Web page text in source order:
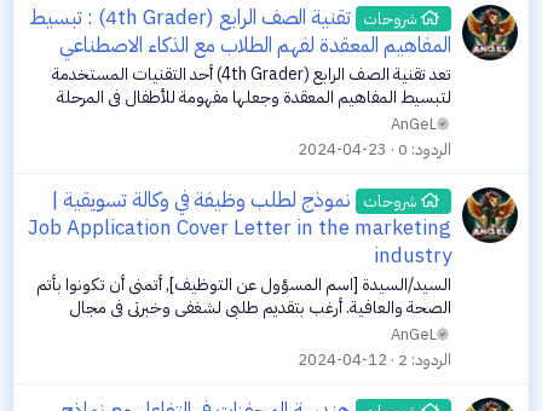
شروحات
تقنية الصف الرابع (4th Grader) : تبسيط
المفاهيم المعقدة لفهم الطلاب مع الذكاء الاصطناعي
تعد تقنية الصف الرابع (4th Grader) أحد التقنيات المستخدمة
لتبسيط المفاهيم المعقدة وجعلها مفهومة للأطفال في المرحلة
الابتدائية. تهدف هذه التقنية إلى توصيل المعلومات بطريقة سهلة
ومبسطة، مما يساعد...
AnGeL
الردود 0
2024-04-23
شروحات نموذج لطلب وظيفة في وكالة تسويقية |
Job Application Cover Letter in the marketing
industry
السيد/السيدة [اسم المسؤول عن التوظيف], أتمنى أن تكونوا بأتم
الصحة والعافية. أرغب بتقديم طلبي لشغفي وخبرتي في مجال
التسويق ليكون ضمن فريقكم الرائع في وكالتكم المتميزة. أنا
[اسمك]، وأود أن أعبر عن...
AnGeL
الردود 2
2024-04-12